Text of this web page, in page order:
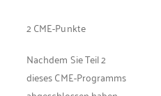
2 CME-Punkte
Nachdem Sie Teil 2
dieses CME-Programms